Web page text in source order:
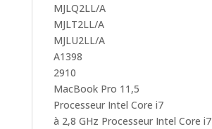
MJLQ2LL/A
MJLT2LL/A
MJLU2LL/A
A1398
2910
MacBook Pro 11,5
Processeur Intel Core i7
à 2,8 GHz Processeur Intel Core i7